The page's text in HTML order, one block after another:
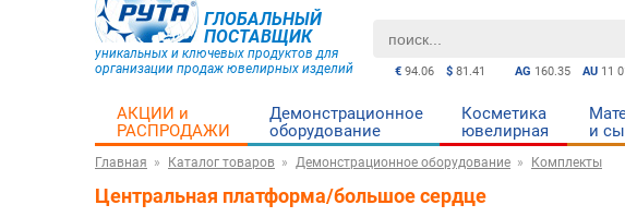
ГЛОБАЛЬНЫЙ
ПОСТАВЩИК
уникальных и ключевых продуктов для
организации продаж ювелирных изделий
AG 160.35 AU 11
€ 94.06 $ 81.41
АКЦИИ и
РАСПРОДАЖИ
Демонстрационное
оборудование
Косметика
ювелирная
и
Главная Каталог товаров Демонстрационное оборудование Комплекты
Центральная платформа/большое сердце